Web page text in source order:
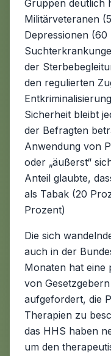
Gruppen deutlich
Militärveteranen
Depressionen
der
den regulierten
Sicherheit bleibt
der Befragten
Anwendung von
oder „äußerst“
Anteil glaubte,
als Tabak (20
Prozent)
Die sich
auch in der
Monaten hat eine
von
aufgefordert, die
Therapien zu
das HHS haben
um den